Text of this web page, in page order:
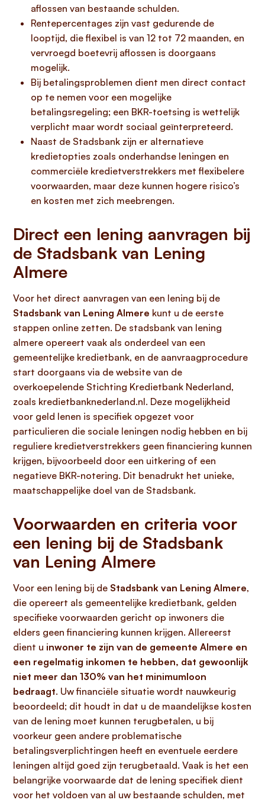
aflossen van bestaande schulden.
Rentepercentages zijn vast gedurende de
looptijd, die flexibel is van 12 tot 72 maanden, en
vervroegd boetevrij aflossen is doorgaans
mogelijk.
Bij betalingsproblemen dient men direct contact
op te nemen voor een mogelijke
betalingsregeling; een BKR-toetsing is wettelijk
verplicht maar wordt sociaal geïnterpreteerd.
Naast de Stadsbank zijn er alternatieve
kredietopties zoals onderhandse leningen en
commerciële kredietverstrekkers met flexibelere
voorwaarden, maar deze kunnen hogere risico’s
en kosten met zich meebrengen.
Direct een lening aanvragen bij
de Stadsbank van Lening
Almere
Voor het direct aanvragen van een lening bij de
Stadsbank van Lening Almere kunt u de eerste
stappen online zetten. De stadsbank van lening
almere opereert vaak als onderdeel van een
gemeentelijke kredietbank, en de aanvraagprocedure
start doorgaans via de website van de
overkoepelende Stichting Kredietbank Nederland,
zoals kredietbanknederland.nl. Deze mogelijkheid
voor geld lenen is specifiek opgezet voor
particulieren die sociale leningen nodig hebben en bij
reguliere kredietverstrekkers geen financiering kunnen
krijgen, bijvoorbeeld door een uitkering of een
negatieve BKR-notering. Dit benadrukt het unieke,
maatschappelijke doel van de Stadsbank.
Voorwaarden en criteria voor
een lening bij de Stadsbank
van Lening Almere
Voor een lening bij de Stadsbank van Lening Almere,
die opereert als gemeentelijke kredietbank, gelden
specifieke voorwaarden gericht op inwoners die
elders geen financiering kunnen krijgen. Allereerst
dient u inwoner te zijn van de gemeente Almere en
een regelmatig inkomen te hebben, dat gewoonlijk
niet meer dan 130% van het minimumloon
bedraagt. Uw financiële situatie wordt nauwkeurig
beoordeeld; dit houdt in dat u de maandelijkse kosten
van de lening moet kunnen terugbetalen, u bij
voorkeur geen andere problematische
betalingsverplichtingen heeft en eventuele eerdere
leningen altijd goed zijn terugbetaald. Vaak is het een
belangrijke voorwaarde dat de lening specifiek dient
voor het voldoen van al uw bestaande schulden, met